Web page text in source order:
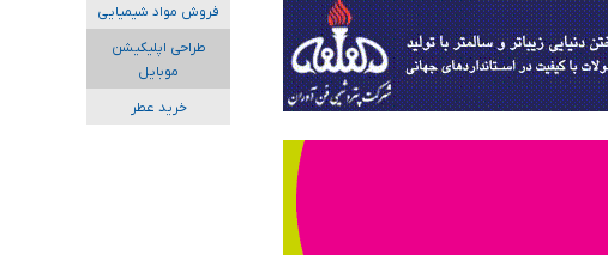
فروش مواد شیمیایی
طراحی اپلیکیشن
موبایل
خرید عطر